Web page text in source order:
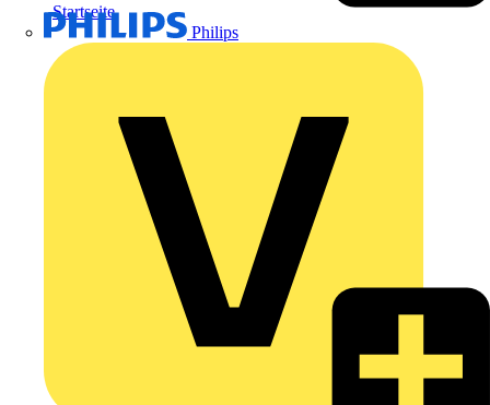
Philips
Startseite